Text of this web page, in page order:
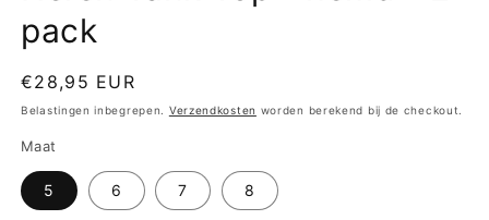
pack
Normale
prijs
€28,95 EUR
Belastingen inbegrepen. Verzendkosten worden berekend bij de checkout.
Maat
5 6 7 8